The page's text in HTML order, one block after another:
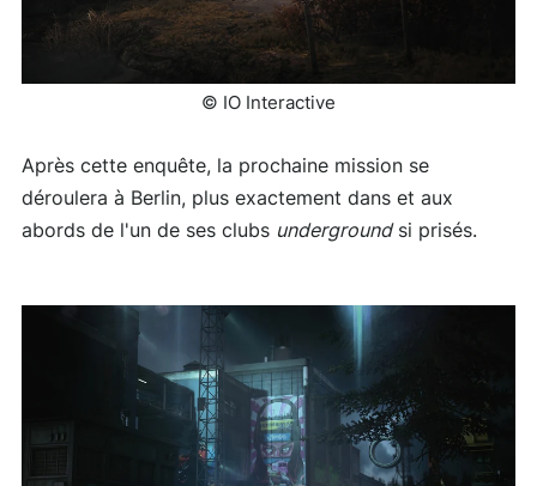
© IO Interactive
Après cette enquête, la prochaine mission se
déroulera à Berlin, plus exactement dans et aux
abords de l'un de ses clubs undergroundsi prisés.